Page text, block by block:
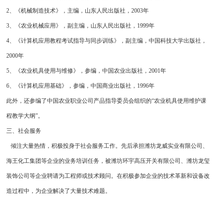
2、《机械制造技术》，主编，山东人民出版社，2003年
3、《农业机械应用》，副主编，山东人民出版社，1999年
4、《计算机应用教程考试指导与同步训练》，副主编，中国科技大学出版社，
2000年
5、《农业机具使用与维修》，参编，中国农业出版社，2001年
6、《计算机应用基础》，参编，中国商业出版社，1996年
此外，还参编了中国农业职业公司产品指导委员会组织的“农业机具使用维护课
程教学大纲”。
三、社会服务
倾注大量热情，积极投身于社会服务工作。先后承担潍坊龙威实业有限公司、
海王化工集团等企业的业务培训任务，被潍坊环宇高压开关有限公司、潍坊龙玺
装饰公司等企业聘请为工程师或技术顾问。在积极参加企业的技术革新和设备改
造过程中，为企业解决了大量技术难题。